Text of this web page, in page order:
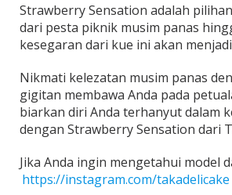
Strawberry Sensation adalah
dari pesta piknik musim panas
kesegaran dari kue ini akan
Nikmati kelezatan musim panas
gigitan membawa Anda pada
biarkan diri Anda terhanyut dalam
dengan Strawberry Sensation dari
Jika Anda ingin mengetahui model
https://instagram.com/takadelicake